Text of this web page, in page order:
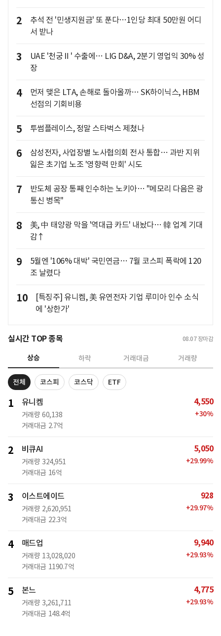
2
추석 전 '민생지원금' 또 푼다…1인당 최대 50만원 어디
서 받나
3
UAE '천궁Ⅱ' 수출에… LIG D&A, 2분기 영업익 30% 성
장
4
먼저 맺은 LTA, 손해로 돌아올까… SK하이닉스, HBM
선점의 기회비용
5 투썸플레이스, 정말 스타벅스 제쳤나
6
삼성전자, 사업장별 노사협의회 전사 통합… 과반 지위
잃은 초기업 노조 '영향력 만회' 시도
7
반도체 공장 통째 인수하는 노키아… "메모리 다음은 광
통신 병목"
8
美, 中 태양광 막을 '역대급 카드' 내놨다… 韓 업계 기대
감↑
9
5월엔 '106% 대박' 국민연금… 7월 코스피 폭락에 120
조 날렸다
10
[특징주] 유니켐, 美 유연전자 기업 루미아 인수 소식
에 '상한가'
실시간 TOP 종목 08.07 장마감
상승 하락 거래대금 거래량
전체 코스피 코스닥 ETF
1 유니켐
거래량 60,138
거래대금 2.7억
4,550
+30%
2 비큐AI
거래량 324,951
거래대금 16억
5,050
+29.99%
3 이스트에이드
거래량 2,620,951
거래대금 22.3억
928
+29.97%
4 매드업
거래량 13,028,020
거래대금 1190.7억
9,940
+29.93%
5 본느
거래량 3,261,711
거래대금 148.4억
4,775
+29.93%